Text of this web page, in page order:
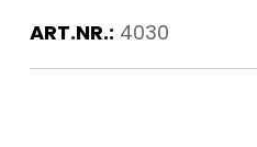
ART.NR.: 4030